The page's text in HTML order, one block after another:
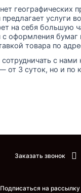
географических
услуги
на себя большую
с оформления бумаг
товара по
с нами
от 3 суток, но и по
Заказать звонок
Подписаться на рассылку